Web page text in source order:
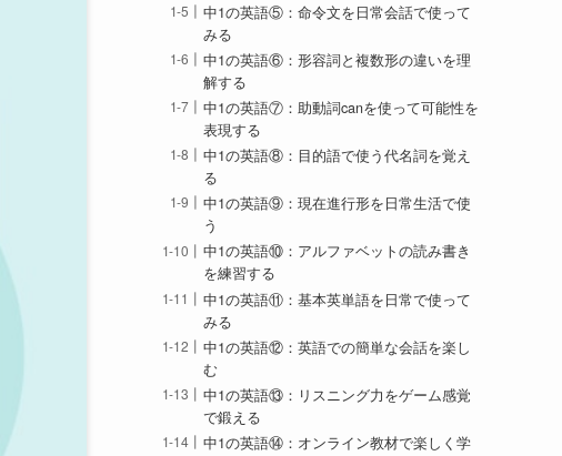
中1の英語⑤：命令文を日常会話で使って
みる
中1の英語⑥：形容詞と複数形の違いを理
解する
中1の英語⑦：助動詞canを使って可能性を
表現する
中1の英語⑧：目的語で使う代名詞を覚え
る
中1の英語⑨：現在進行形を日常生活で使
う
中1の英語⑩：アルファベットの読み書き
を練習する
中1の英語⑪：基本英単語を日常で使って
みる
中1の英語⑫：英語での簡単な会話を楽し
む
中1の英語⑬：リスニング力をゲーム感覚
で鍛える
中1の英語⑭：オンライン教材で楽しく学